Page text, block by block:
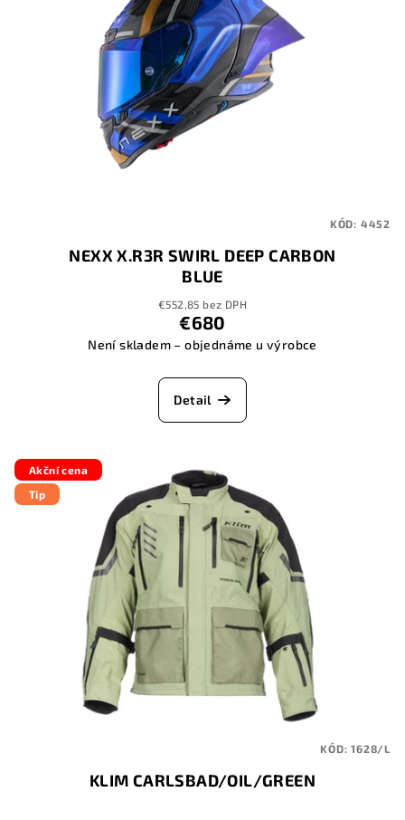
NEXX X.R3R SWIRL DEEP CARBON
BLUE
€552,85 bez DPH
€680
Není skladem – objednáme u výrobce
Detail
KÓD: 4452
Akční cena
Tip
KLIM CARLSBAD/OIL/GREEN
KÓD:1628/L